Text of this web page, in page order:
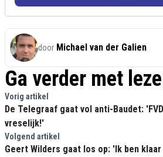
door Michael van der Galien
Ga verder met
Vorig artikel
De Telegraaf gaat vol anti-Baudet:
vreselijk!'
Volgend artikel
Geert Wilders gaat los op: 'Ik ben